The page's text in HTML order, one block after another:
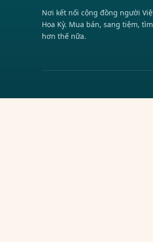
Nơi kết nối cộng đồng người
Hoa Kỳ. Mua bán, sang tiệm,
hơn thế nữa.